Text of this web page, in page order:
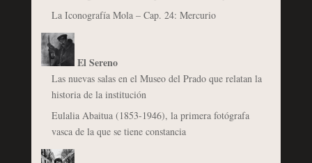
La Iconografía Mola – Cap. 24: Mercurio
El Sereno
Las nuevas salas en el Museo del Prado que relatan la
historia de la institución
Eulalia Abaitua (1853-1946), la primera fotógrafa
vasca de la que se tiene constancia